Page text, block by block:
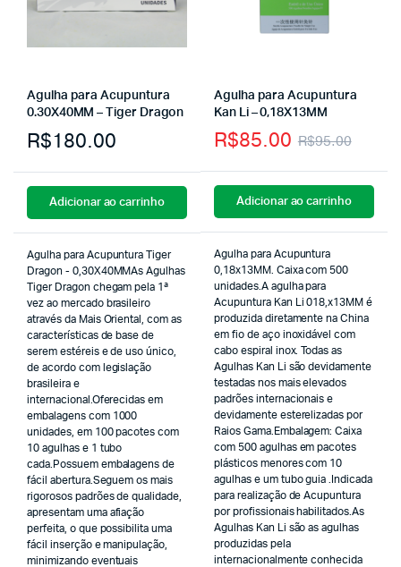
Agulha para Acupuntura
0.30X40MM – Tiger Dragon
R$180.00
Adicionar ao carrinho
Agulha para Acupuntura Tiger
Dragon - 0,30X40MMAs Agulhas
Tiger Dragon chegam pela 1ª
vez ao mercado brasileiro
através da Mais Oriental, com as
características de base de
serem estéreis e de uso único,
de acordo com legislação
brasileira e
internacional.Oferecidas em
embalagens com 1000
unidades, em 100 pacotes com
10 agulhas e 1 tubo
cada.Possuem embalagens de
fácil abertura.Seguem os mais
rigorosos padrões de qualidade,
apresentam uma afiação
perfeita, o que possibilita uma
fácil inserção e manipulação,
minimizando eventuais
Agulha para Acupuntura
Kan Li – 0,18X13MM
R$95.00
R$85.00
Adicionar ao carrinho
Agulha para Acupuntura
0,18x13MM. Caixa com 500
unidades.A agulha para
Acupuntura Kan Li 018,x13MM é
produzida diretamente na China
em fio de aço inoxidável com
cabo espiral inox. Todas as
Agulhas Kan Li são devidamente
testadas nos mais elevados
padrões internacionais e
devidamente esterelizadas por
Raios Gama.Embalagem: Caixa
com 500 agulhas em pacotes
plásticos menores com 10
agulhas e um tubo guia .Indicada
para realização de Acupuntura
por profissionais habilitados.As
Agulhas Kan Li são as agulhas
produzidas pela
internacionalmente conhecida